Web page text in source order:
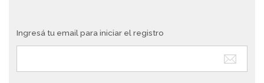
Ingresá tu email para iniciar el registro